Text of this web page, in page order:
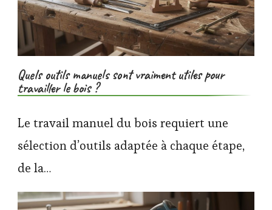
Quels outils manuels sont vraiment utiles pour
travailler le bois ?
Le travail manuel du bois requiert une
sélection d’outils adaptée à chaque étape,
de la…